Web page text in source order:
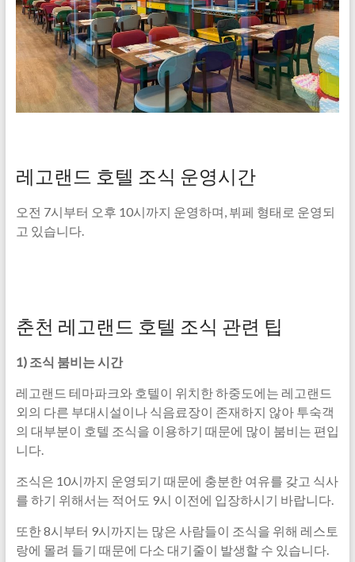
레고랜드 호텔 조식 운영시간
오전 7시부터 오후 10시까지 운영하며, 뷔페 형태로 운영되
고 있습니다.
춘천 레고랜드 호텔 조식 관련 팁
1) 조식 붐비는 시간
레고랜드 테마파크와 호텔이 위치한 하중도에는 레고랜드
외의 다른 부대시설이나 식음료장이 존재하지 않아 투숙객
의 대부분이 호텔 조식을 이용하기 때문에 많이 붐비는 편입
니다.
조식은 10시까지 운영되기 때문에 충분한 여유를 갖고 식사
를 하기 위해서는 적어도 9시 이전에 입장하시기 바랍니다.
또한 8시부터 9시까지는 많은 사람들이 조식을 위해 레스토
랑에 몰려 들기 때문에 다소 대기줄이 발생할 수 있습니다.